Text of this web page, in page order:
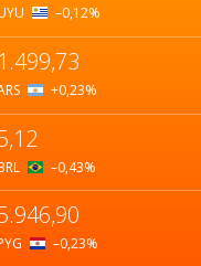
–0,12%
+0,23%
–0,43%
–0,23%